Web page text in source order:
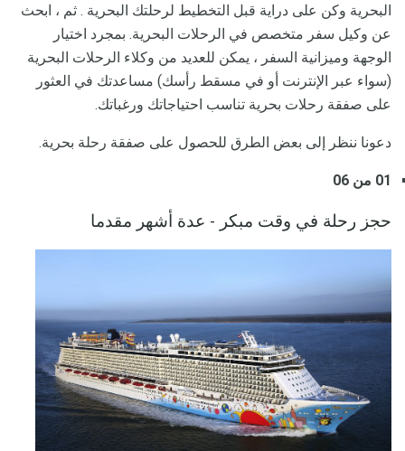
البحرية وكن على دراية قبل التخطيط لرحلتك البحرية . ثم ، ابحث
عن وكيل سفر متخصص في الرحلات البحرية. بمجرد اختيار
الوجهة وميزانية السفر ، يمكن للعديد من وكلاء الرحلات البحرية
(سواء عبر الإنترنت أو في مسقط رأسك) مساعدتك في العثور
على صفقة رحلات بحرية تناسب احتياجاتك ورغباتك.
دعونا ننظر إلى بعض الطرق للحصول على صفقة رحلة بحرية.
01 من 06
حجز رحلة في وقت مبكر - عدة أشهر مقدما